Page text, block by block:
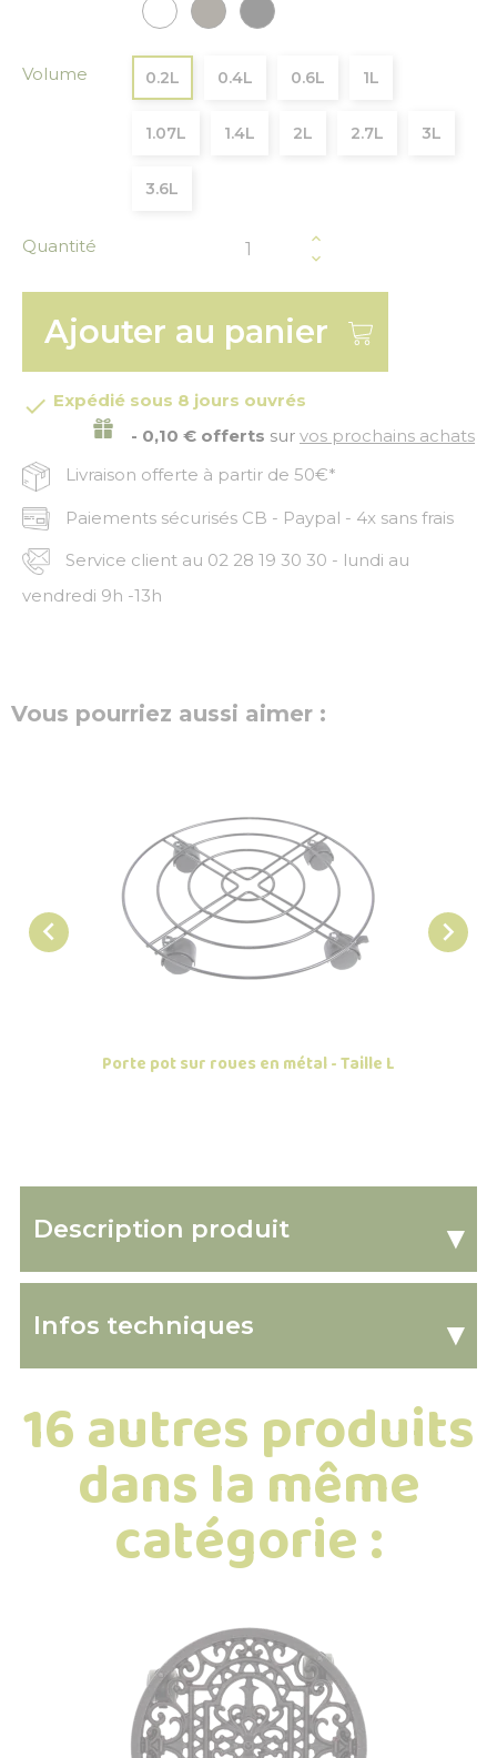
Blanc Gris Gris anthracite
Volume 0.2L 0.4L 0.6L 1L
1.07L 1.4L 2L 2.7L 3L
3.6L
Quantité
Ajouter au panier
 Expédié sous 8 jours ouvrés
- 0,10 € offerts sur vos prochains achats
Livraison offerte à partir de 50€*
Paiements sécurisés CB - Paypal - 4x sans frais
Service client au 02 28 19 30 30 - lundi au
vendredi 9h -13h
Vous pourriez aussi aimer :

Porte pot sur roues en métal - Taille L

Description produit ▾
Infos techniques ▾
16 autres produits
dans la même
catégorie :